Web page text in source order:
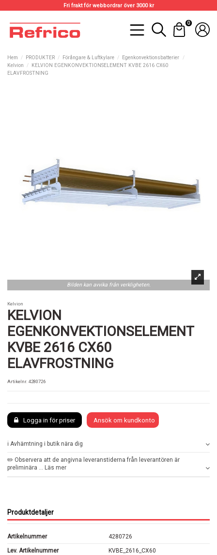
Fri frakt för webbordrar över 3000 kr
0
Hem PRODUKTER Förångare & Luftkylare
Egenkonvektionsbatterier
Kelvion
KELVION EGENKONVEKTIONSELEMENT KVBE 2616 CX60
ELAVFROSTNING
Bilden kan avvika från verkligheten.
Kelvion
KELVION
EGENKONVEKTIONSELEMENT
KVBE 2616 CX60
ELAVFROSTNING
Artikelnr. 4280726
Logga in för priser Ansök om kundkonto
ℹ️ Avhämtning i butik nära dig
✏️ Observera att de angivna leveranstiderna från leverantören är
preliminära ... Läs mer
Produktdetaljer
Artikelnummer 4280726
Lev. Artikelnummer KVBE_2616_CX60